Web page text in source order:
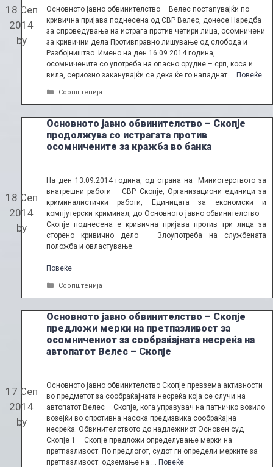
18 Сеп
2014
by
Основното јавно обвинителство – Велес постапувајќи по
кривична пријава поднесена од СВР Велес, донесе Наредба
за спроведување на истрага против четири лица, осомничени
за кривични дела Противправно лишување од слобода и
Разбојништво. Имено на ден 16.09.2014 година,
осомничените со употреба на опасно орудие – срп, коса и
вила, сериозно заканувајќи се дека ќе го нападнат … Повеќе
Categories
Соопштенија
Основното јавно обвинителство – Скопје
продолжува со истрагата против
осомничените за кражба во банка
18 Сеп
2014
by
На ден 13.09.2014 година, од страна на Министерството за
внатрешни работи – СВР Скопје, Организациони единици за
криминалистички работи, Единицата за економски и
компјутерски криминал, до Основното јавно обвинителство –
Скопје поднесена е кривична пријава против три лица за
сторено кривично дело – Злоупотреба на службената
положба и овластување.
Повеќе
Categories
Соопштенија
Основното јавно обвинителство – Скопје
предложи мерки на претпазливост за
осомничениот за сообраќајната несреќа на
автопатот Велес – Скопје
17 Сеп
2014
by
Основното јавно обвинителство Скопје превзема активности
во предметот за сообраќајната несреќа која се случи на
автопатот Велес – Скопје, кога управувач на патничко возило
возејќи во спротивна насока предизвика сообраќајна
несреќа. Обвинителството до надлежниот Основен суд
Скопје 1 – Скопје предложи определување мерки на
претпазливост. По предлогот, судот ги определи мерките за
претпазливост: одземање на … Повеќе